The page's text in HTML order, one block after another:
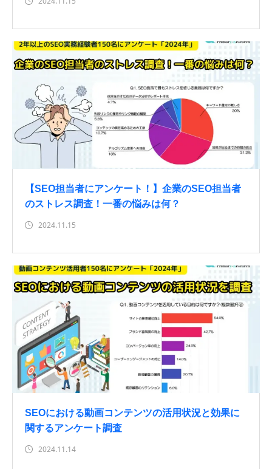
【SEO担当者にアンケート！】企業のSEO担当者
のストレス調査！一番の悩みは何？
2024.11.15
SEOにおける動画コンテンツの活用状況と効果に
関するアンケート調査
2024.11.14